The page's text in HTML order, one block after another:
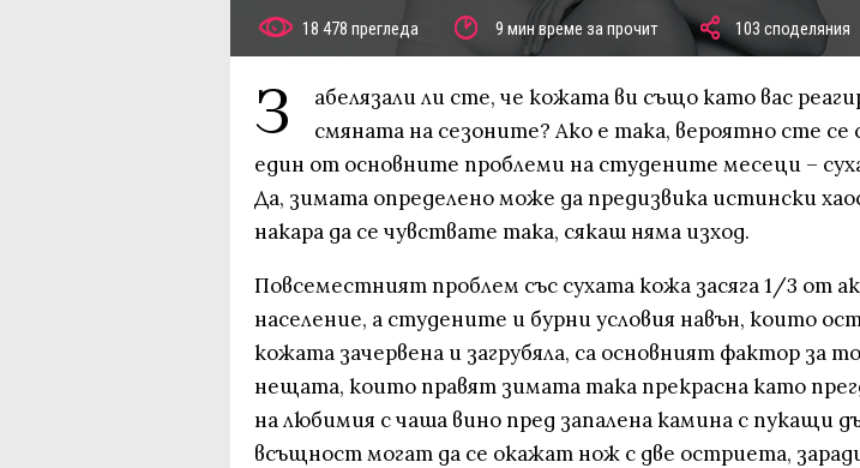
18 478 прегледа 9 мин време за прочит 103 споделяния
З
абелязали ли сте, че кожата ви също като вас
смяната на сезоните? Ако е така, вероятно сте се
един от основните проблеми на студените месеци –
Да, зимата определено може да предизвика истински
накара да се чувствате така, сякаш няма изход.
Повсеместният проблем със сухата кожа засяга 1/3 от
население, а студените и бурни условия навън, които
кожата зачервена и загрубяла, са основният фактор за
нещата, които правят зимата така прекрасна като
на любимия с чаша вино пред запалена камина с пукащи
всъщност могат да се окажат нож с две остриета,